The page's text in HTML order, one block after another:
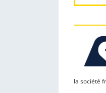
la société